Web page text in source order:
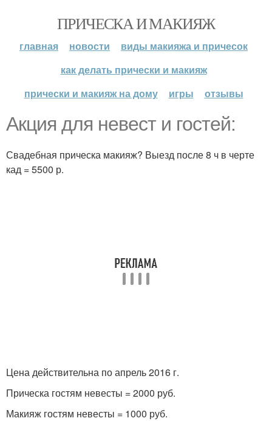
ПРИЧЕСКА И МАКИЯЖ
главная новости
виды макияжа и причесок
как делать прически и макияж
прически и макияж на дому
игры отзывы
Акция для невест и гостей:
Свадебная прическа макияж? Выезд после 8 ч в черте
кад = 5500 р.
Цена действительна по апрель 2016 г.
Прическа гостям невесты = 2000 руб.
Макияж гостям невесты = 1000 руб.